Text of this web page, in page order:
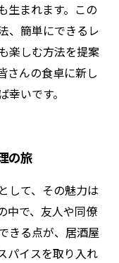
生まれます。この
、簡単にできるレ
楽しむ方法を提案
さんの食卓に新し
いです。
の旅
して、その魅力は
中で、友人や同僚
きる点が、居酒屋
パイスを取り入れ